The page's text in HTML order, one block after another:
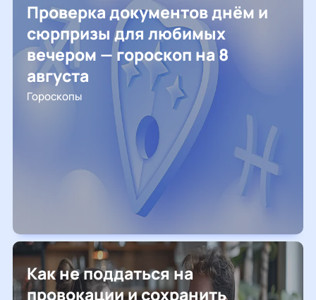
Проверка документов днём и
сюрпризы для любимых
вечером — гороскоп на 8
августа
Гороскопы
Как не поддаться на
провокации и сохранить